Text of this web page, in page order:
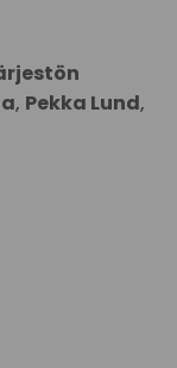
, Pekka Lund,